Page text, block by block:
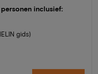
inclusief:
gids)